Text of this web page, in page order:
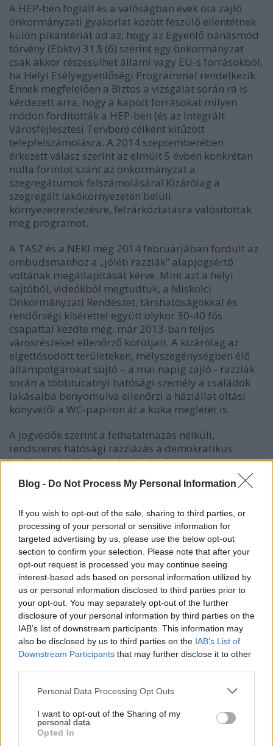
Blog - Do Not Process My Personal Information
If you wish to opt-out of the sale, sharing to third parties, or
processing of your personal or sensitive information for
targeted advertising by us, please use the below opt-out
section to confirm your selection. Please note that after your
opt-out request is processed you may continue seeing
interest-based ads based on personal information utilized by
us or personal information disclosed to third parties prior to
your opt-out. You may separately opt-out of the further
disclosure of your personal information by third parties on the
IAB’s list of downstream participants. This information may
also be disclosed by us to third parties on the IAB’s List of
Downstream Participants that may further disclose it to other
Please note that this website/app uses one or more Google
not limited to your visit or usage behaviour. You may click to
grant or deny consent to Google and its third-party tags to
use your data for below specified purposes in below Google
Personal Data Processing Opt Outs
I want to opt-out of the Sharing of my
personal data.
Opted In
A HEP-ben foglalt és a valóságban évek óta zajló
önkormányzati gyakorlat között feszülő ellentétnek
külön pikantériát ad az, hogy az Egyenlő bánásmód
törvény (Ebktv) 31.§ (6) szerint egy önkormányzat
csak akkor részesülhet állami vagy EU-s forrásokból,
ha Helyi Esélyegyenlőségi Programmal rendelkezik.
Ennek megfelelően a Biztos a vizsgálat során rá is
kérdezett arra, hogy a kapott forrásokat milyen
módon fordították a HEP-ben (és az Integrált
Városfejlesztési Tervben) célként kitűzött
telepfelszámolásra. A 2014 szeptemberében
érkezett válasz szerint az elmúlt 5 évben konkrétan
nulla forintot szánt az önkormányzat a
szegregátumok felszámolására! Kizárólag a
szegregált lakókörnyezeten belüli
környezetrendezésre, felzárkóztatásra valósítottak
meg programot.
A TASZ és a NEKI még 2014 februárjában fordult az
ombudsmanhoz a „jóléti razziák” alapjogsértő
voltának megállapítását kérve. Mint azt a helyi
sajtóból, videókból megtudtuk, a Miskolci
Önkormányzati Rendészet, társhatóságokkal és
rendőrségi kísérettel együtt olykor 30-40 fős
csapattal kezdte meg, már 2013-ban teljes
városrészeket ellenőrző körútjait. A kizárólag az
elgettósodott területeken, mélyszegénységben élő
állampolgárokat sújtó – a mai napig zajló - razziák
során a többtucatnyi hatósági személy a családok
lakásaiba benyomulva ellenőrzi a háziállat oltási
könyvétől a WC-papíron át a kuka meglétét is.
A jogvédők szerint a felhatalmazás nélküli,
rendszeres hatósági razziázás a demokratikus
jogállami értékek mindegyikét sérti, hiszen
korlátozza az ellenőrzött állampolgárok magán- és
családi élethez, lakásuk sérthetetlenségéhez való
továbbá a tisztességes eljáráshoz és a
jogorvoslathoz való jogukat. Azon személyek
tekintetében, akiket az ellenőrzések elköltözésre
kényszerítenek, korlátozza a tartózkodási hely
szabad megválasztásának jogát is. Mivel a
rendelkezésre álló adatok alapján megállapítható,
hogy az ellenőrzések aránytalan mértékben
érintenek roma származású állampolgárokat, ezért
a hátrányos megkülönböztetés tilalmába is
ütköznek.
videófilmbennyilatkozó MÖR vezetője eszerint az
erre a célra létrehozott Rendészet feladata a
következő:„Ha azt mondom, hogy már tíz emberből
akkor már egy nagyon komoly eredményt elértünk.
De ha csak kettő, akkor is már eredményt értünk el
valamilyen szinten.”